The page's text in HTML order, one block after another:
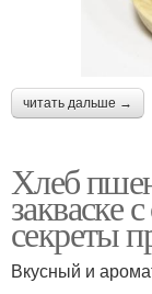
читать дальше →
Хлеб
закваске
секреты
Вкусный и